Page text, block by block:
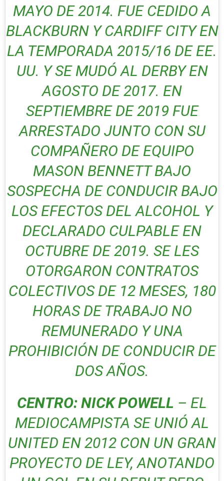
MAYO DE 2014. FUE CEDIDO A
BLACKBURN Y CARDIFF CITY EN
LA TEMPORADA 2015/16 DE EE.
UU. Y SE MUDÓ AL DERBY EN
AGOSTO DE 2017. EN
SEPTIEMBRE DE 2019 FUE
ARRESTADO JUNTO CON SU
COMPAÑERO DE EQUIPO
MASON BENNETT BAJO
SOSPECHA DE CONDUCIR BAJO
LOS EFECTOS DEL ALCOHOL Y
DECLARADO CULPABLE EN
OCTUBRE DE 2019. SE LES
OTORGARON CONTRATOS
COLECTIVOS DE 12 MESES, 180
HORAS DE TRABAJO NO
REMUNERADO Y UNA
PROHIBICIÓN DE CONDUCIR DE
DOS AÑOS.
CENTRO: NICK POWELL – EL
MEDIOCAMPISTA SE UNIÓ AL
UNITED EN 2012 CON UN GRAN
PROYECTO DE LEY, ANOTANDO